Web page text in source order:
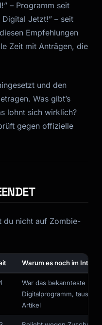
– Programm seit
Jetzt!” – seit
Empfehlungen
Zeit mit Anträgen, die
und den
Was gibt’s
lohnt sich wirklich?
gegen offizielle
du nicht auf Zombie-
Warum es noch im
War das bekannteste
Digitalprogramm,
Artikel